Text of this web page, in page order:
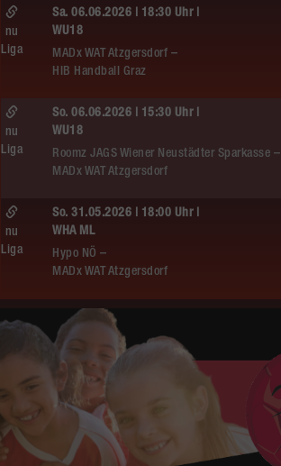
Sa. 06.06.2026 | 18:30 Uhr |
WU18
MADx WAT Atzgersdorf –
HIB Handball Graz
nu
Liga
So. 06.06.2026 | 15:30 Uhr |
WU18
Roomz JAGS Wiener Neustädter Sparkasse –
MADx WAT Atzgersdorf
nu
Liga
So. 31.05.2026 | 18:00 Uhr |
WHA ML
Hypo NÖ –
MADx WAT Atzgersdorf
nu
Liga